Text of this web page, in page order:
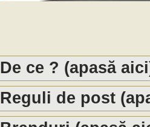
De ce ? (apasă
Reguli de post